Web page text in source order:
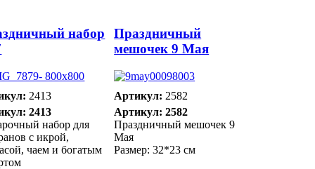
набор
2413
2413
набор для
с икрой,
чаем и богатым
Праздничный
мешочек 9 Мая
Артикул: 2582
Артикул: 2582
Праздничный мешочек 9
Мая
Размер: 32*23 см